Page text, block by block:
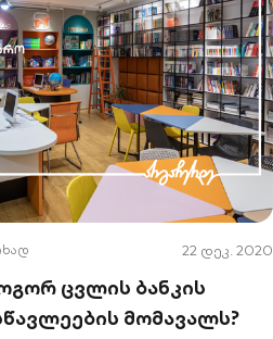
22 დეკ. 2020
ცვლის ბანკის
მომავალს?